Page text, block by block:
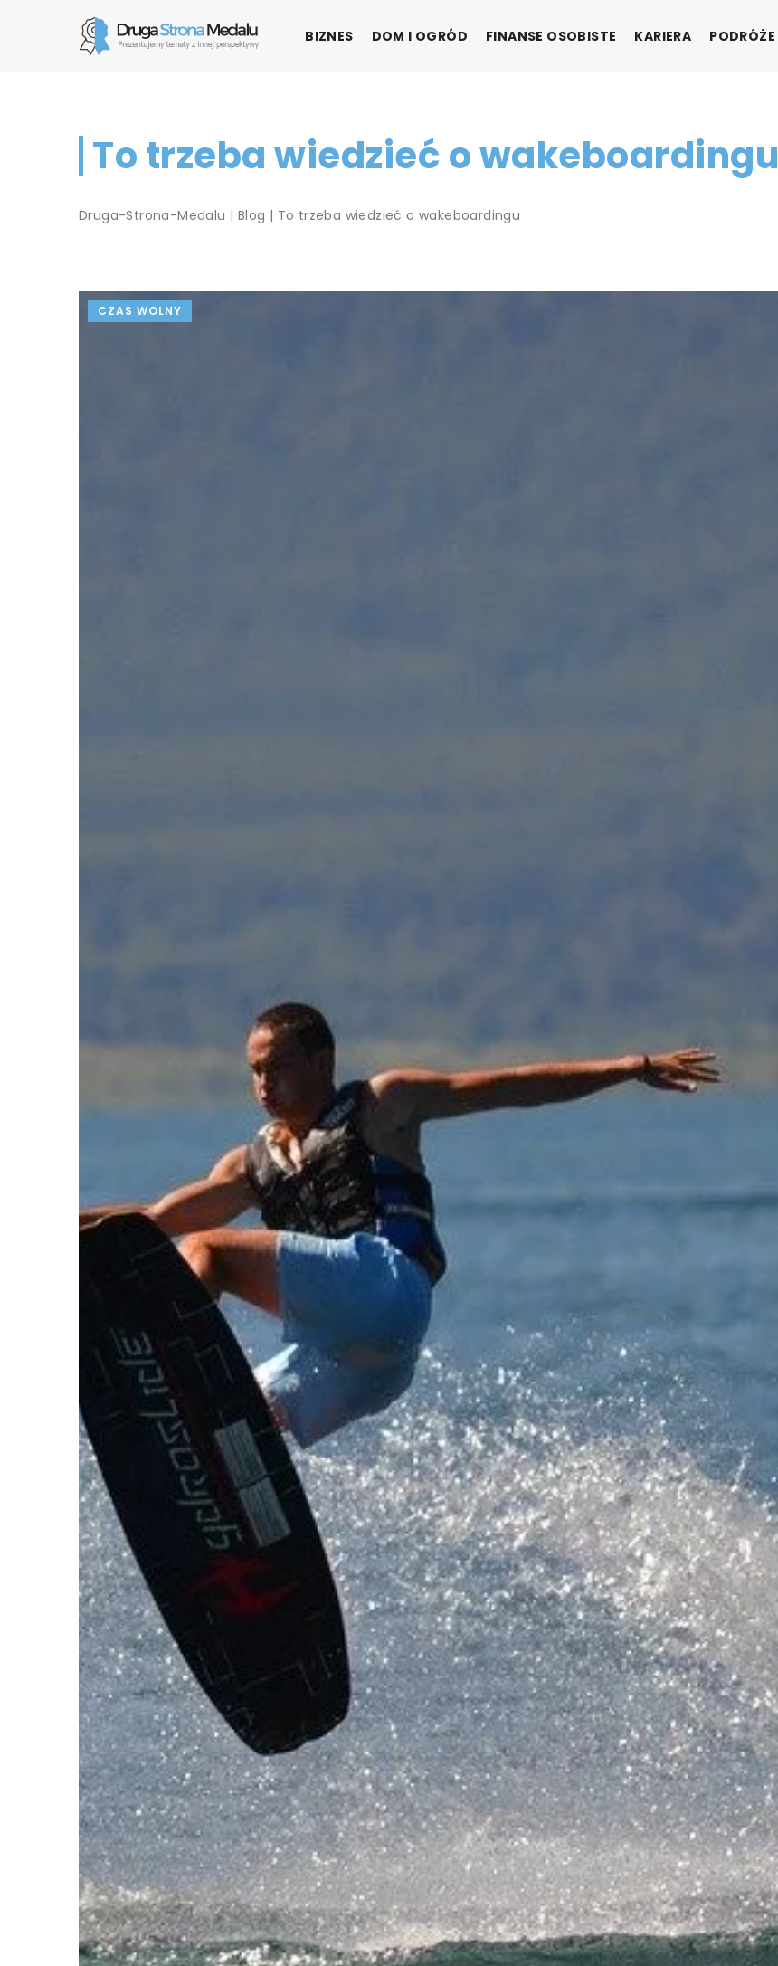
BIZNES DOM I OGRÓD FINANSE OSOBISTE KARIERA PODRÓŻE
To trzeba wiedzieć o wakeboardingu
Druga-Strona-Medalu | Blog | To trzeba wiedzieć o wakeboardingu
CZAS WOLNY